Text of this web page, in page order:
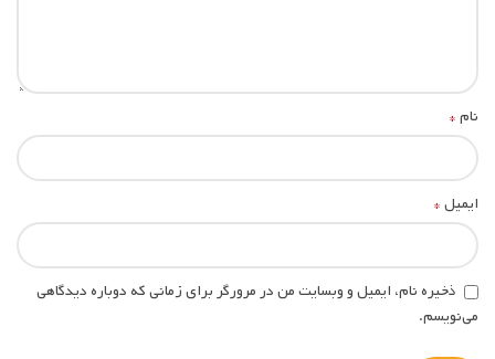
نام*
ایمیل*
ذخیره نام، ایمیل و وبسایت من در مرورگر برای زمانی که دوباره دیدگاهی
می‌نویسم.